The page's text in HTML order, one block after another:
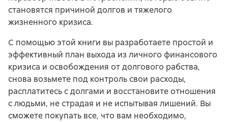
становятся причиной долгов и тяжелого
жизненного кризиса.
С помощью этой книги вы разработаете простой и
эффективный план выхода из личного финансового
кризиса и освобождения от долгового рабства,
снова возьмете под контроль свои расходы,
расплатитесь с долгами и восстановите отношения
с людьми, не страдая и не испытывая лишений. Вы
сможете покупать все, что вам необходимо,